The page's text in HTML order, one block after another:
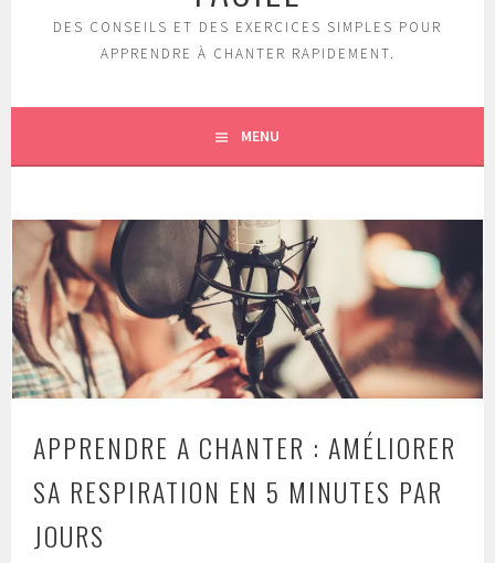
DES CONSEILS ET DES EXERCICES SIMPLES POUR
APPRENDRE À CHANTER RAPIDEMENT.
MENU
APPRENDRE A CHANTER : AMÉLIORER
SA RESPIRATION EN 5 MINUTES PAR
JOURS